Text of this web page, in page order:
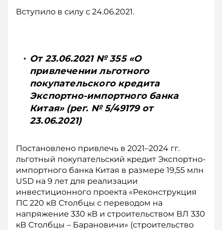
Вступило в силу с 24.06.2021.
От 23.06.2021 № 355 «О
привлечении льготного
покупательского кредита
Экспортно-импортного банка
Китая» (рег. № 5/49179 от
23.06.2021)
Постановлено привлечь в 2021–2024 гг.
льготный покупательский кредит Экспортно-
импортного банка Китая в размере 19,55 млн
USD на 9 лет для реализации
инвестиционного проекта «Реконструкция
ПС 220 кВ Столбцы с переводом на
напряжение 330 кВ и строительством ВЛ 330
кВ Столбцы – Барановичи» (строительство